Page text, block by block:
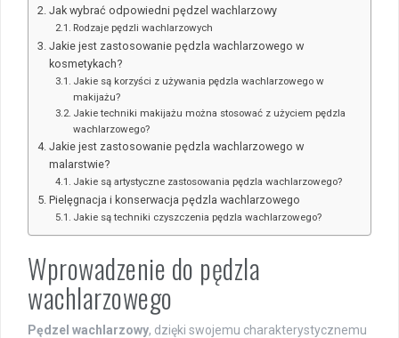
Jak wybrać odpowiedni pędzel wachlarzowy
Rodzaje pędzli wachlarzowych
Jakie jest zastosowanie pędzla wachlarzowego w
kosmetykach?
Jakie są korzyści z używania pędzla wachlarzowego w
makijażu?
Jakie techniki makijażu można stosować z użyciem pędzla
wachlarzowego?
Jakie jest zastosowanie pędzla wachlarzowego w
malarstwie?
Jakie są artystyczne zastosowania pędzla wachlarzowego?
Pielęgnacja i konserwacja pędzla wachlarzowego
Jakie są techniki czyszczenia pędzla wachlarzowego?
Wprowadzenie do pędzla
wachlarzowego
Pędzel wachlarzowy, dzięki swojemu charakterystycznemu